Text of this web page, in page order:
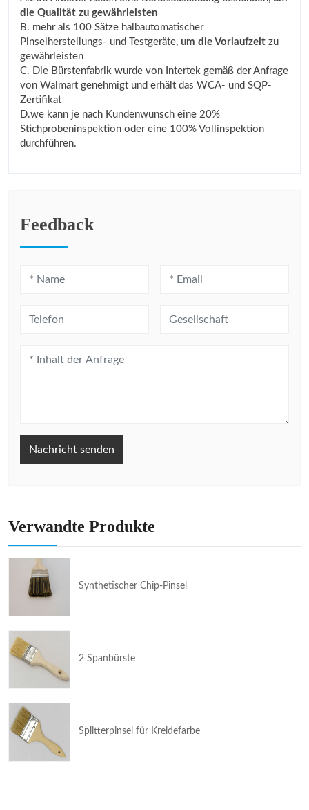
die Qualität zu gewährleisten
B. mehr als 100 Sätze halbautomatischer
Pinselherstellungs- und Testgeräte, um die Vorlaufzeit zu
gewährleisten
C. Die Bürstenfabrik wurde von Intertek gemäß der Anfrage
von Walmart genehmigt und erhält das WCA- und SQP-
Zertifikat
D.we kann je nach Kundenwunsch eine 20%
Stichprobeninspektion oder eine 100% Vollinspektion
durchführen.
Feedback
Nachricht senden
Verwandte Produkte
Synthetischer Chip-Pinsel
2 Spanbürste
Splitterpinsel für Kreidefarbe